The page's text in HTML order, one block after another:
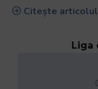
Citește articolul
Liga